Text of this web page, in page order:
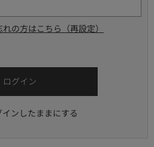
の方はこちら（再設定）
インしたままにする